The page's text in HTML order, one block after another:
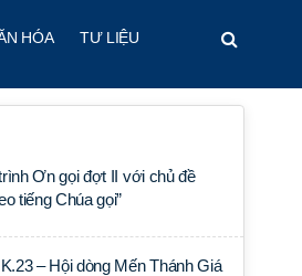
HÓA TƯ LIỆU
Ơn gọi đợt II với chủ đề
tiếng Chúa gọi”
– Hội dòng Mến Thánh Giá